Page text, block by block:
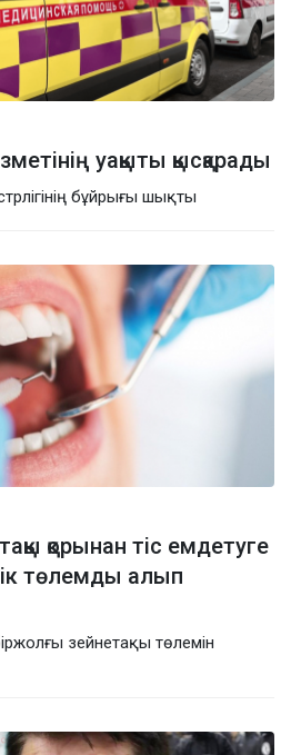
уақыты қысқарады
бұйрығы шықты
қорынан тіс емдетуге
төлемды алып
зейнетақы төлемін